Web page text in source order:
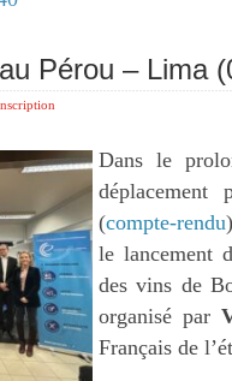
Pérou – Lima
Dans le
déplacement
(compte-rendu
le lancement
des vins de
organisé par
Français de